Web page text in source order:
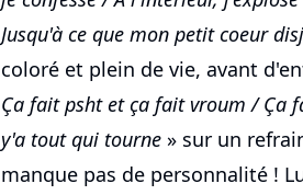
Jusqu'à ce que mon petit coeur
coloré et plein de vie, avant
Ça fait psht et ça fait vroum / Ça
y'a tout qui tourne » sur un
manque pas de personnalité !